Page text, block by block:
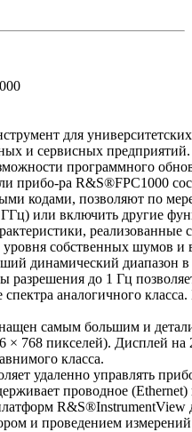
для
и сервисных предприятий.
программного
прибо-ра R&S®FPC1000
кодами, позволяют по мере
или включить другие
собственных шумов
динамический диапазон в
до 1 Гц
аналогичного класса.
самым большим и
768 пикселей). Дисплей на
класса.
удаленно управлять
проводное (Ethernet)
и проведением